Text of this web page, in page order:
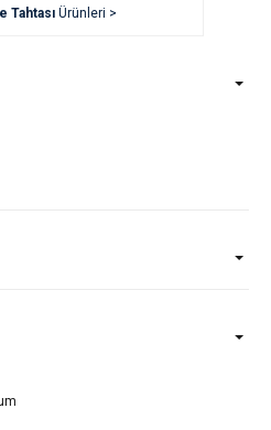
TahtasıÜrünleri >